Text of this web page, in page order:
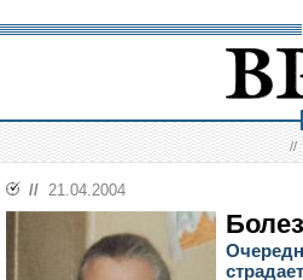
//
// 21.04.2004